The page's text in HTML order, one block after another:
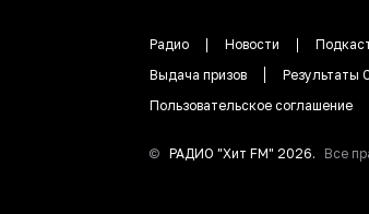
Радио Новости
Выдача призов
Результаты
Пользовательское соглашение
© РАДИО "Хит FM" 2026. Все